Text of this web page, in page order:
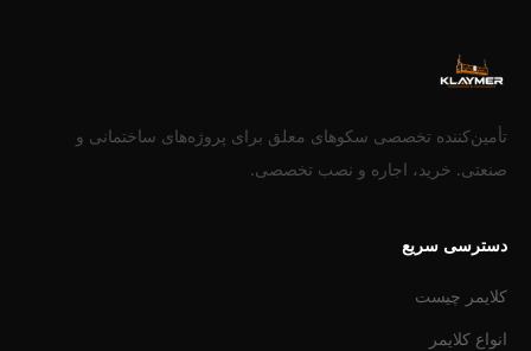
تأمین‌کننده تخصصی سکوهای معلق برای پروژه‌های ساختمانی و
صنعتی. خرید، اجاره و نصب تخصصی.
دسترسی سریع
کلایمر چیست
انواع کلایمر